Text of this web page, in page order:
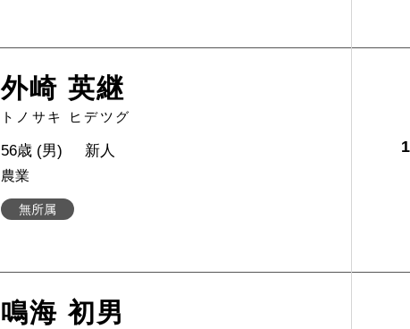
外崎 英継
トノサキ ヒデツグ
無所属
56歳 (男) 新人
農業
鳴海 初男